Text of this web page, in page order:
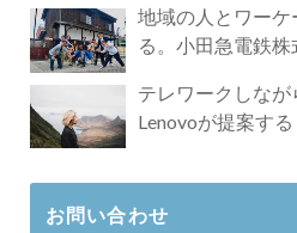
地域の人とワーケ
る。小田急電鉄株
テレワークしなが
Lenovoが提案す
お問い合わせ